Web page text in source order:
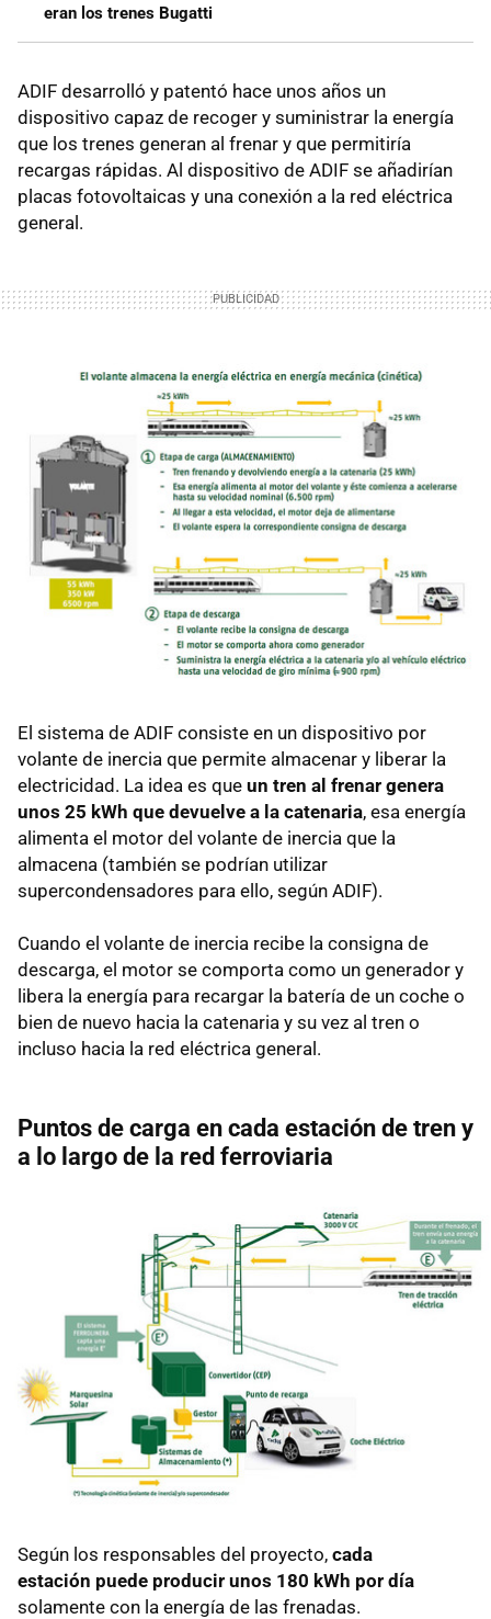
eran los trenes Bugatti
ADIF desarrolló y patentó hace unos años un
dispositivo capaz de recoger y suministrar la energía
que los trenes generan al frenar y que permitiría
recargas rápidas. Al dispositivo de ADIF se añadirían
placas fotovoltaicas y una conexión a la red eléctrica
general.
El sistema de ADIF consiste en un dispositivo por
volante de inercia que permite almacenar y liberar la
electricidad. La idea es que un tren al frenar genera
unos 25 kWh que devuelve a la catenaria, esa energía
alimenta el motor del volante de inercia que la
almacena (también se podrían utilizar
supercondensadores para ello, según ADIF).
Cuando el volante de inercia recibe la consigna de
descarga, el motor se comporta como un generador y
libera la energía para recargar la batería de un coche o
bien de nuevo hacia la catenaria y su vez al tren o
incluso hacia la red eléctrica general.
Puntos de carga en cada estación de tren y
a lo largo de la red ferroviaria
Según los responsables del proyecto, cada
estación puede producir unos 180 kWh por día
solamente con la energía de las frenadas.